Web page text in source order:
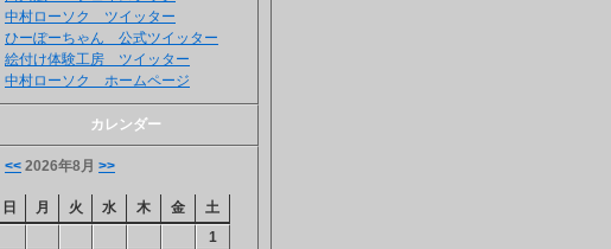
中村ローソク ツイッター
ひーぽーちゃん 公式ツイッター
絵付け体験工房 ツイッター
中村ローソク ホームページ
カレンダー
<< 2026年8月 >>
日 月 火 水 木 金
土
1